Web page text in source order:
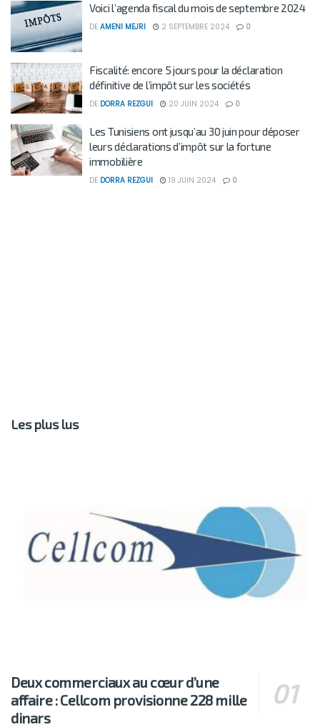
Voici l’agenda fiscal du mois de septembre 2024
DE AMENI MEJRI 2 SEPTEMBRE 2024 0
Fiscalité: encore 5 jours pour la déclaration
définitive de l’impôt sur les sociétés
DE DORRA REZGUI 20 JUIN 2024 0
Les Tunisiens ont jusqu’au 30 juin pour déposer
leurs déclarations d’impôt sur la fortune
immobilière
DE DORRA REZGUI 19 JUIN 2024 0
Les plus lus
Deux commerciaux au cœur d’une
affaire : Cellcom provisionne 228 mille
dinars